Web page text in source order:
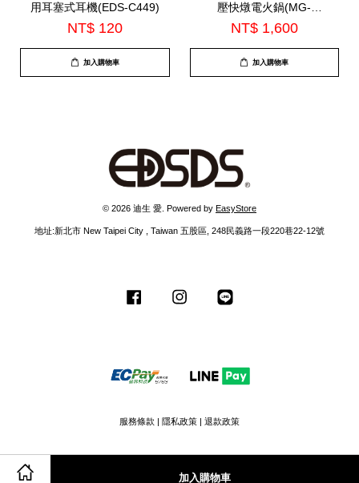
加入購物車
用耳塞式耳機(EDS-C449)
NT$ 120
加入購物車
壓快燉電火鍋(MG-
EH0511)
NT$ 1,600
加入購物車
© 2026 迪生 愛. Powered by EasyStore
地址:新北市 New Taipei City , Taiwan 五股區, 248民義路一段220巷22-12號
Facebook Instagram
服務條款 | 隱私政策 | 退款政策